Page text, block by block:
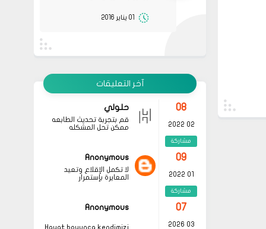
01 يناير 2016
آخر التعليقات
07
03 2026
مشاركة
Anonymous
Hayat boyunca kendimizi
kaynaklara başvurmak
önemli olsa da, özellikle
07
03 2026
Anonymous
جرب الطريقتين ممكن تحل
02 2022
مشاركة
ممكن تحل المشكله
09
01 2022
مشاركة
Anonymous
لا تكمل الإقلاع وتعيد
المعايرة بإستمرار